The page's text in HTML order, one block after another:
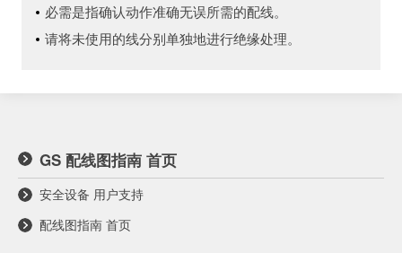
必需是指确认动作准确无误所需的配线。
请将未使用的线分别单独地进行绝缘处理。
GS 配线图指南 首页
安全设备 用户支持
配线图指南 首页